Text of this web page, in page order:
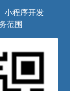
小程序开发
范围